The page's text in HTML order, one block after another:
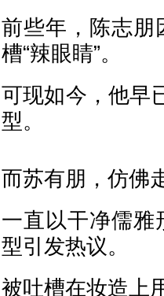
前些年，陈志朋
槽“辣眼睛”。
可现如今，他早
型。
而苏有朋，仿佛
一直以干净儒雅
型引发热议。
被吐槽在妆造上